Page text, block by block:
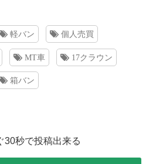
軽バン 個人売買
MT車 17クラウン
箱バン
30秒で投稿出来る